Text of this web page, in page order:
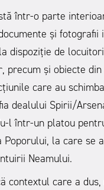
într-o parte
și fotografii
dispoziție de
precum și obiecte din
care au
dealului Spirii/
l într-un platou
Poporului, la care se
Neamului.
contextul care a